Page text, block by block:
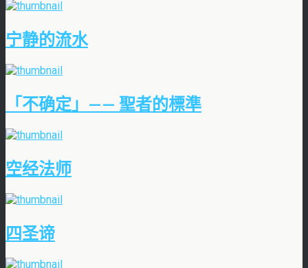
宁静的流水
「不确定」—— 聖者的標準
空经法师
四圣谛